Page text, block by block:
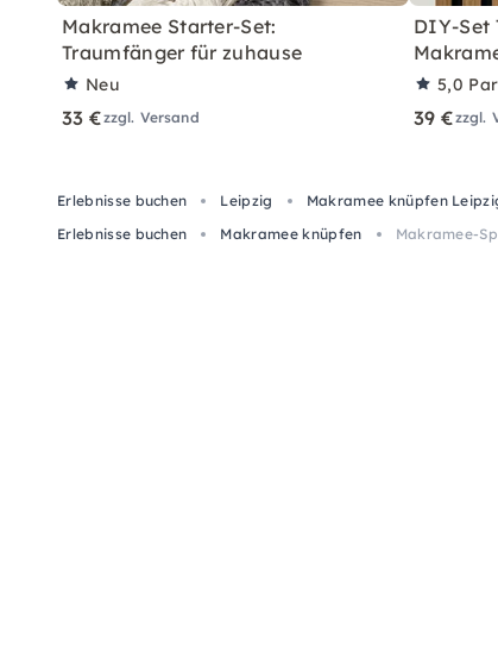
Makramee Starter-Set:
Traumfänger für zuhause
Neu
33 €zzgl. Versand
DIY-Set
5,0
39 €zzgl.
Erlebnisse buchen Leipzig Makramee knüpfen
Erlebnisse buchen
Makramee knüpfen Makramee-